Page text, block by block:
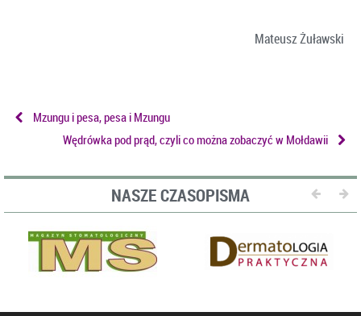
Mateusz Żuławski
Mzungu i pesa, pesa i Mzungu
Wędrówka pod prąd, czyli co można zobaczyć w Mołdawii
NASZE CZASOPISMA